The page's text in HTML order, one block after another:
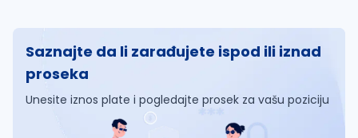
Saznajte da li zarađujete ispod ili iznad
proseka
Unesite iznos plate i pogledajte prosek za vašu poziciju